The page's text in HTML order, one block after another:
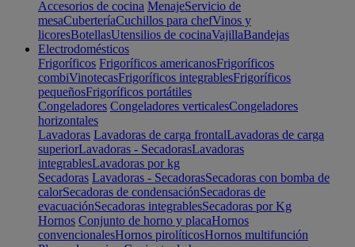
Accesorios de cocina MenajeServicio de
mesaCuberteríaCuchillos para chefVinos y
licoresBotellasUtensilios de cocinaVajillaBandejas
Electrodomésticos
Frigoríficos Frigoríficos americanosFrigoríficos
combiVinotecasFrigoríficos integrablesFrigoríficos
pequeñosFrigoríficos portátiles
Congeladores Congeladores verticalesCongeladores
horizontales
Lavadoras Lavadoras de carga frontalLavadoras de carga
superiorLavadoras - SecadorasLavadoras
integrablesLavadoras por kg
Secadoras Lavadoras - SecadorasSecadoras con bomba de
calorSecadoras de condensaciónSecadoras de
evacuaciónSecadoras integrablesSecadoras por Kg
Hornos Conjunto de horno y placaHornos
convencionalesHornos pirolíticosHornos multifunción